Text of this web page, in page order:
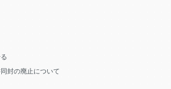
封の廃止について